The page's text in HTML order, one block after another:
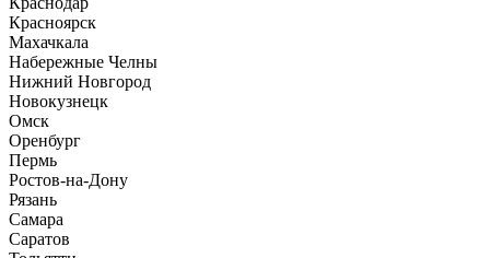
Красноярск
Махачкала
Набережные Челны
Нижний Новгород
Новокузнецк
Омск
Оренбург
Пермь
Ростов-на-Дону
Рязань
Самара
Саратов